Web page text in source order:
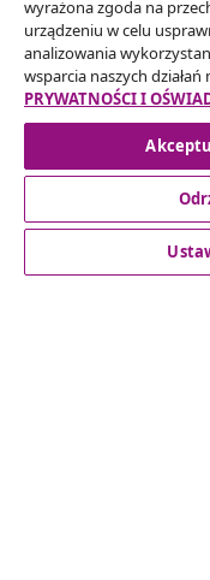
Twojego
Obsługa Klienta
wyrażona zgoda na
urządzeniu w celu
analizowania
wsparcia naszych
PRYWATNOŚCI I